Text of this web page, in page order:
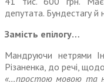
депутата. Бундестагу й
Замість епілогу…
Мандруючи нетрями
Різаненка, до речі,
«…простою мовою та